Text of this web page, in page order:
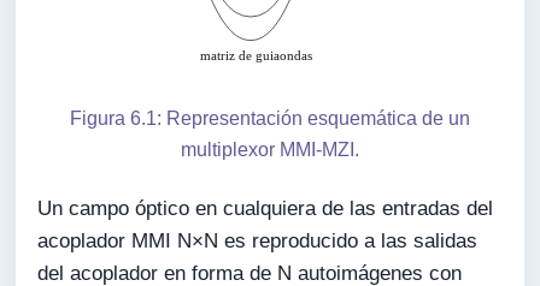
Figura 6.1: Representación esquemática de un
multiplexor MMI-MZI.
Un campo óptico en cualquiera de las entradas del
acoplador MMI N×N es reproducido a las salidas
del acoplador en forma de N autoimágenes con